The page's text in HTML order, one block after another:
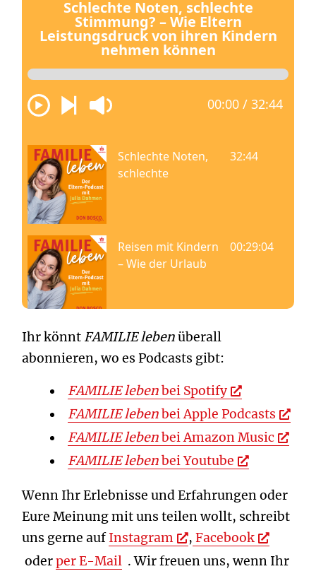
Ihr könnt FAMILIE lebenüberall
abonnieren, wo es Podcasts gibt:
FAMILIE lebenbei Spotify
FAMILIE lebenbei Apple Podcasts
FAMILIE lebenbei Amazon Music
FAMILIE lebenbei Youtube
Wenn Ihr Erlebnisse und Erfahrungen oder
Eure Meinung mit uns teilen wollt, schreibt
uns gerne aufInstagram , Facebook
oderper E-Mail . Wir freuen uns, wenn Ihr